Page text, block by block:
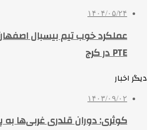
۱۴۰۴/۰۵/۲۴
عملکرد خوب تیم بیسبال
PTE در کرج
دیگر اخبار
۱۴۰۳/۰۹/۰۲
کوثری: دوران قلدری غربی‌ها به